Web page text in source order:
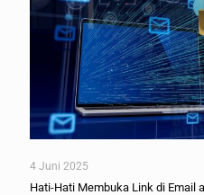
4 Juni 2025
Hati-Hati Membuka Link di Email